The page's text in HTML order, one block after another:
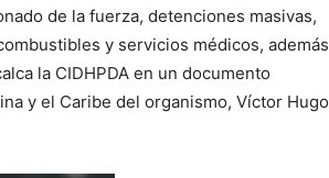
de la fuerza, detenciones masivas,
y servicios médicos, además
la CIDHPDA en un documento
y el Caribe del organismo, Víctor Hugo